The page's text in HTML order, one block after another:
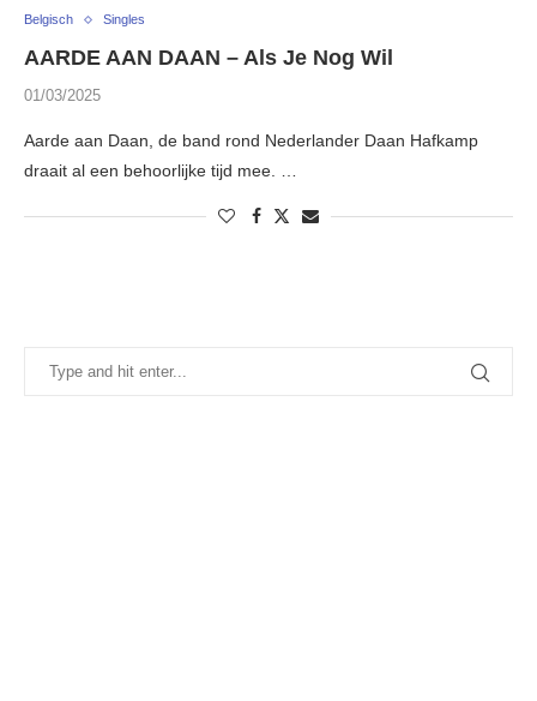
Belgisch Singles
AARDE AAN DAAN – Als Je Nog Wil
01/03/2025
Aarde aan Daan, de band rond Nederlander Daan Hafkamp
draait al een behoorlijke tijd mee. …